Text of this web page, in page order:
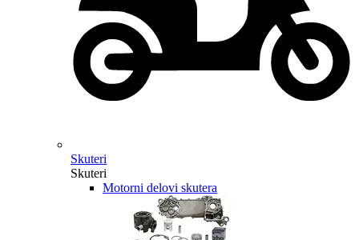
Skuteri
Skuteri
Motorni delovi skutera